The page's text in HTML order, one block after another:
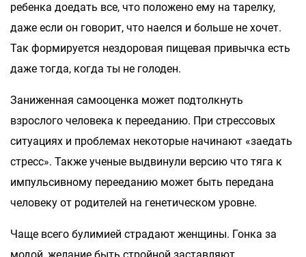
ребенка доедать все, что положено ему на тарелку,
даже если он говорит, что наелся и больше не хочет.
Так формируется нездоровая пищевая привычка есть
даже тогда, когда ты не голоден.
Заниженная самооценка может подтолкнуть
взрослого человека к перееданию. При стрессовых
ситуациях и проблемах некоторые начинают «заедать
стресс». Также ученые выдвинули версию что тяга к
импульсивному перееданию может быть передана
человеку от родителей на генетическом уровне.
Чаще всего булимией страдают женщины. Гонка за